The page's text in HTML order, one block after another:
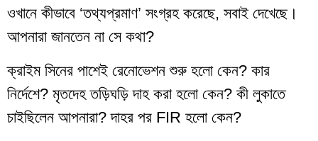
ওখানে কীভাবে ‘তথ্যপ্রমাণ’ সংগ্রহ করেছে, সবাই দেখেছে।
আপনারা জানতেন না সে কথা?
ক্রাইম সিনের পাশেই রেনোভেশন শুরু হলো কেন? কার
নির্দেশে? মৃতদেহ তড়িঘড়ি দাহ করা হলো কেন? কী লুকাতে
চাইছিলেন আপনারা? দাহর পর FIR হলো কেন?